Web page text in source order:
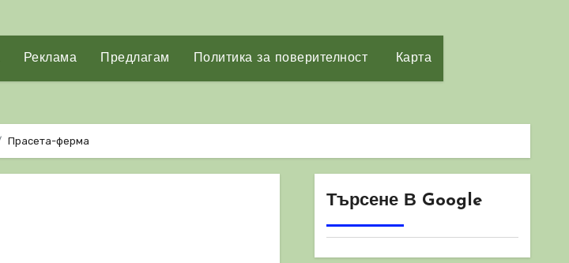
Реклама Предлагам Политика за поверителност Карта
Прасета-ферма
Търсене В Google